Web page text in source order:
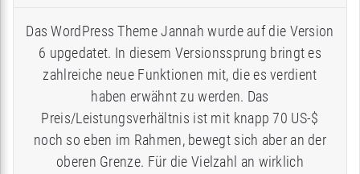
Das WordPress Theme Jannah wurde auf die Version
6 upgedatet. In diesem Versionssprung bringt es
zahlreiche neue Funktionen mit, die es verdient
haben erwähnt zu werden. Das
Preis/Leistungsverhältnis ist mit knapp 70 US-$
noch so eben im Rahmen, bewegt sich aber an der
oberen Grenze. Für die Vielzahl an wirklich